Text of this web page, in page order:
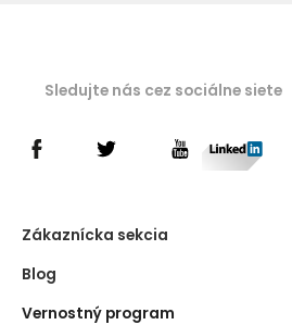
Sledujte nás cez sociálne siete
Zákaznícka sekcia
Blog
Vernostný program